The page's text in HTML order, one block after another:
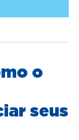
o
seus